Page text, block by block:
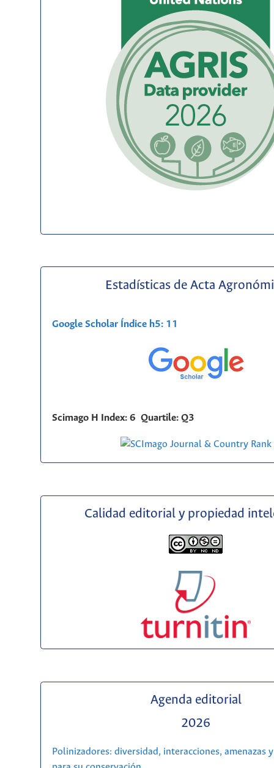
Estadísticas de Acta
Google Scholar Índice h5: 11
Scimago H Index: 6 Quartile: Q3
Calidad editorial y propiedad
Agenda editorial
2026
Polinizadores: diversidad, interacciones, amenazas